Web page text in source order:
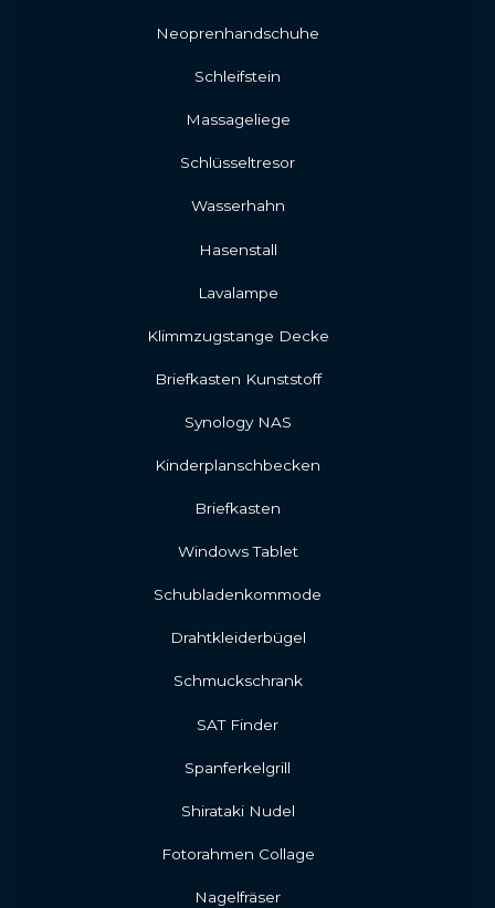
Neoprenhandschuhe
Schleifstein
Massageliege
Schlüsseltresor
Wasserhahn
Hasenstall
Lavalampe
Klimmzugstange Decke
Briefkasten Kunststoff
Synology NAS
Kinderplanschbecken
Briefkasten
Windows Tablet
Schubladenkommode
Drahtkleiderbügel
Schmuckschrank
SAT Finder
Spanferkelgrill
Shirataki Nudel
Fotorahmen Collage
Nagelfräser